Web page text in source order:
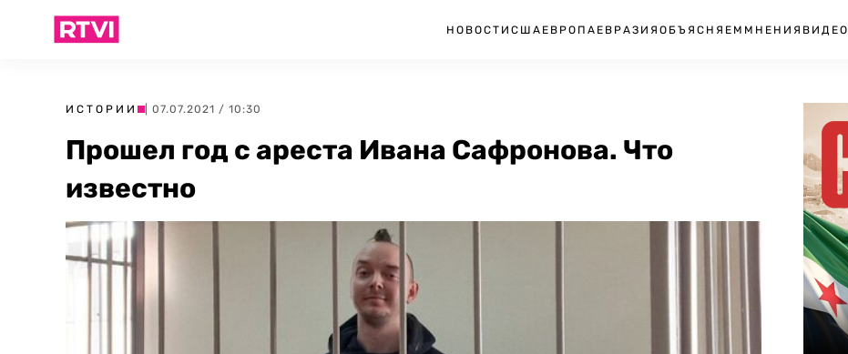
НОВОСТИ США ЕВРОПА ЕВРАЗИЯ ОБЪЯСНЯЕМ МНЕНИЯ ВИДЕО
ИСТОРИИ | 07.07.2021 / 10:30
Прошел год с ареста Ивана Сафронова. Что
известно